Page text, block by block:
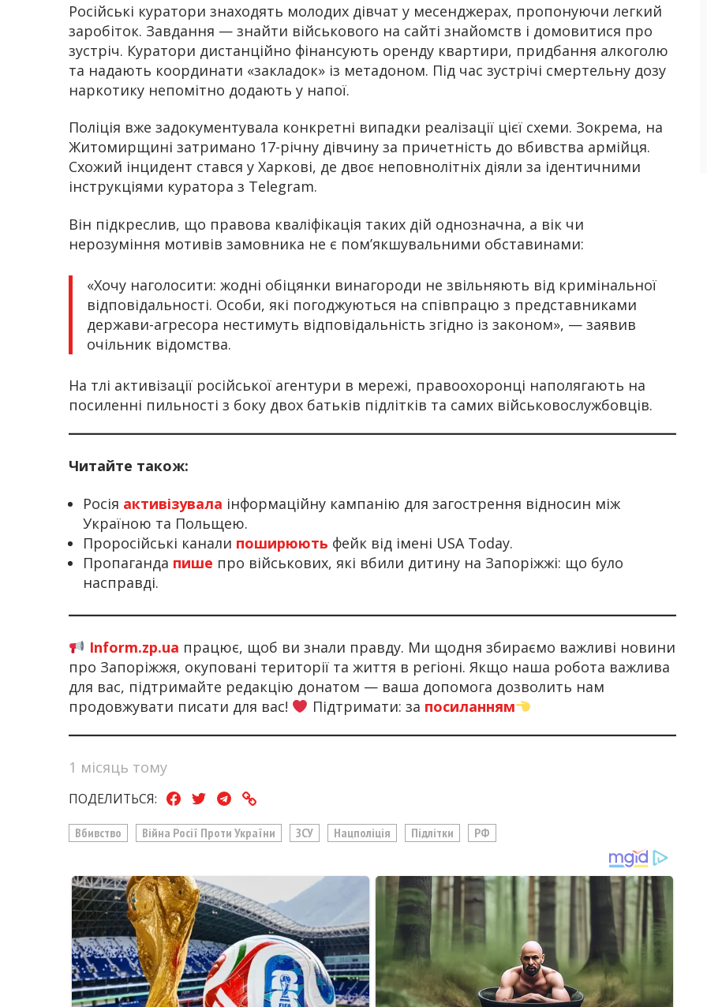
Російські куратори знаходять молодих дівчат у месенджерах, пропонуючи легкий
заробіток. Завдання — знайти військового на сайті знайомств і домовитися про
зустріч. Куратори дистанційно фінансують оренду квартири, придбання алкоголю
та надають координати «закладок» із метадоном. Під час зустрічі смертельну дозу
наркотику непомітно додають у напої.
Поліція вже задокументувала конкретні випадки реалізації цієї схеми. Зокрема, на
Житомирщині затримано 17-річну дівчину за причетність до вбивства армійця.
Схожий інцидент стався у Харкові, де двоє неповнолітніх діяли за ідентичними
інструкціями куратора з Telegram.
Він підкреслив, що правова кваліфікація таких дій однозначна, а вік чи
нерозуміння мотивів замовника не є пом’якшувальними обставинами:
«Хочу наголосити: жодні обіцянки винагороди не звільняють від кримінальної
відповідальності. Особи, які погоджуються на співпрацю з представниками
держави-агресора нестимуть відповідальність згідно із законом», — заявив
очільник відомства.
На тлі активізації російської агентури в мережі, правоохоронці наполягають на
посиленні пильності з боку двох батьків підлітків та самих військовослужбовців.
Читайте також:
Росія активізувала інформаційну кампанію для загострення відносин між
Україною та Польщею.
Проросійські канали поширюють фейк від імені USA Today.
Пропаганда пише про військових, які вбили дитину на Запоріжжі: що було
насправді.
Inform.zp.ua працює, щоб ви знали правду. Ми щодня збираємо важливі новини
про Запоріжжя, окуповані території та життя в регіоні. Якщо наша робота важлива
для вас, підтримайте редакцію донатом — ваша допомога дозволить нам
продовжувати писати для вас!
Підтримати: за посиланням
1 місяць тому
ПОДЕЛИТЬСЯ:
Вбивство Війна Росії Проти України ЗСУ Нацполіція Підлітки РФ